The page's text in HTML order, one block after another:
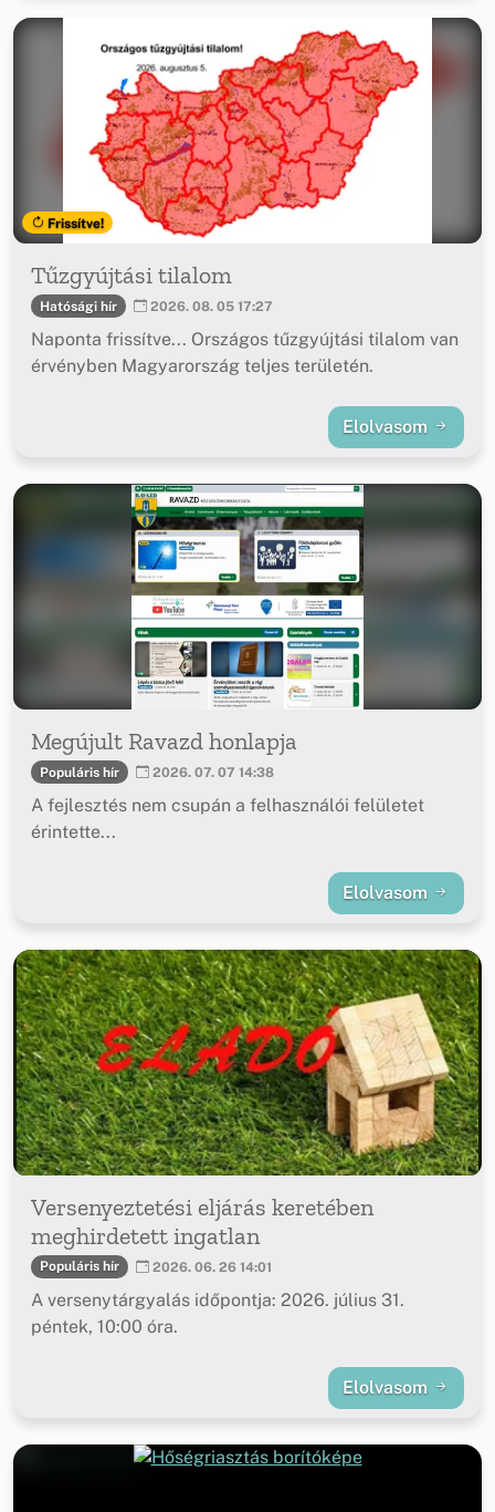
Frissítve!
Tűzgyújtási tilalom
Hatósági hír 2026. 08. 05 17:27
Naponta frissítve... Országos tűzgyújtási tilalom van
érvényben Magyarország teljes területén.
Elolvasom
Megújult Ravazd honlapja
Populáris hír 2026. 07. 07 14:38
A fejlesztés nem csupán a felhasználói felületet
érintette...
Elolvasom
Versenyeztetési eljárás keretében
meghirdetett ingatlan
Populáris hír 2026. 06. 26 14:01
A versenytárgyalás időpontja: 2026. július 31.
péntek, 10:00 óra.
Elolvasom